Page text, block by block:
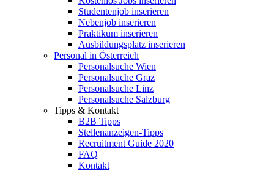
Studentenjob inserieren
Nebenjob inserieren
Praktikum inserieren
Ausbildungsplatz inserieren
Personal in Österreich
Personalsuche Wien
Personalsuche Graz
Personalsuche Linz
Personalsuche Salzburg
Tipps & Kontakt
B2B Tipps
Stellenanzeigen-Tipps
Recruitment Guide 2020
FAQ
Kontakt